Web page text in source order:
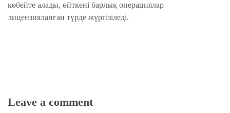
көбейте алады, өйткені барлық операциялар
лицензияланған түрде жүргізіледі.
Leave a comment